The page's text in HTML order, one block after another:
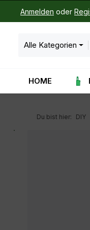
Hauptinhalt
Zur Suche springen
Zur
Anmelden oder
Alle Kategorien
HOME
Du bist hier: DIY